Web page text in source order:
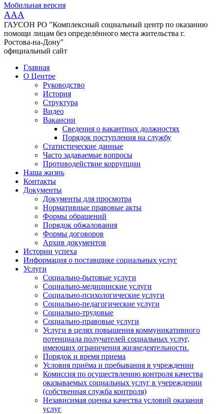
Мобильная версия
AAA
ГАУСОН РО "Комплексный социальный центр по оказанию
помощи лицам без определённого места жительства г.
Ростова-на-Дону"
официальный сайт
Главная
О Центре
Руководство
История
Структура
Видео
Вакансии
Сведения о вакантных должностях
Порядок поступления на службу
Статистические данные
Часто задаваемые вопросы
Противодействие коррупции
Наша жизнь
Контакты
Документы
Документы для просмотра
Нормативные правовые акты
Формы обращений
Порядок обжалования
Формы договоров
Архив документов
Истории успеха
Информация о поставщике социальных услуг
Услуги
Социально-бытовые услуги
Социально-медицинские услуги
Социально-психологические услуги
Социально-педагогические услуги
Социально-трудовые
Социально-правовые услуги
Услуги в целях повышения коммуникативного
потенциала получателей социальных услуг,
имеющих ограничения жизнедеятельности.
Порядок и время приема
Условия приёма и пребывания в учреждении
Комиссия по осуществлению контроля качества
оказываемых социальных услуг в учереждении
(собственная служба контроля)
Независимая оценка качества условий оказания
услуг